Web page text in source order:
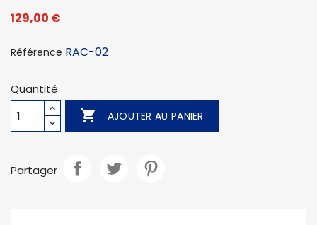
129,00 €
Référence RAC-02
Quantité
 AJOUTER AU PANIER
Partager